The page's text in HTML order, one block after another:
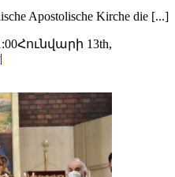
Apostolische Kirche die [...]
Հունվարի 13th,
|